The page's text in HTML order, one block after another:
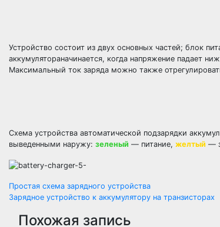
Устройство состоит из двух основных частей; блок
аккумулятораначинается, когда напряжение падает
Максимальный ток заряда можно также
Схема устройства автоматической подзарядки
выведенными наружу: зеленый — питание, желтый —
Навигация
по
Простая схема зарядного устройства
Зарядное устройство к аккумулятору на транзисторах
Похожая запись